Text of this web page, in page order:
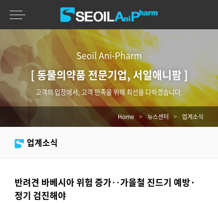
Seoil Ani-Pharm
[ 동물의약품 전문기업, 서일애니팜 ]
고객의 입장에서, 고객 만족을 위해 최선을 다하겠습니다.
Home > 뉴스센터 > 업계소식
업계소식
반려견 바베시아 위험 증가‥가을철 진드기 예방·
정기 검진해야